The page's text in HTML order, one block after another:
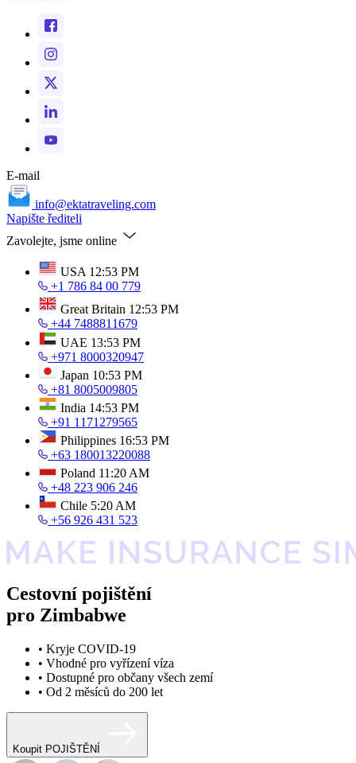
E-mail
info@ektatraveling.com
Napište řediteli
Zavolejte, jsme online
USA 12:53 PM
+1 786 84 00 779
Great Britain 12:53 PM
+44 7488811679
UAE 13:53 PM
+971 8000320947
Japan 10:53 PM
+81 8005009805
India 14:53 PM
+91 1171279565
Philippines 16:53 PM
+63 180013220088
Poland 11:20 AM
+48 223 906 246
Chile 5:20 AM
+56 926 431 523
Cestovní pojištění
pro Zimbabwe
• Kryje COVID-19
• Vhodné pro vyřízení víza
• Dostupné pro občany všech zemí
• Od 2 měsíců do 200 let
Koupit POJIŠTĚNÍ